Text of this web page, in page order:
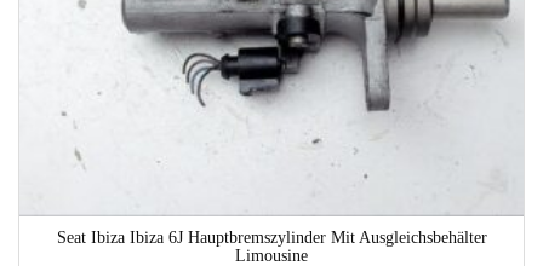
Seat Ibiza Ibiza 6J Hauptbremszylinder Mit Ausgleichsbehälter
Limousine